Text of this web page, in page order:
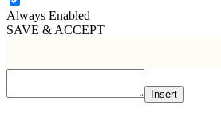
Always Enabled
SAVE & ACCEPT
Insert